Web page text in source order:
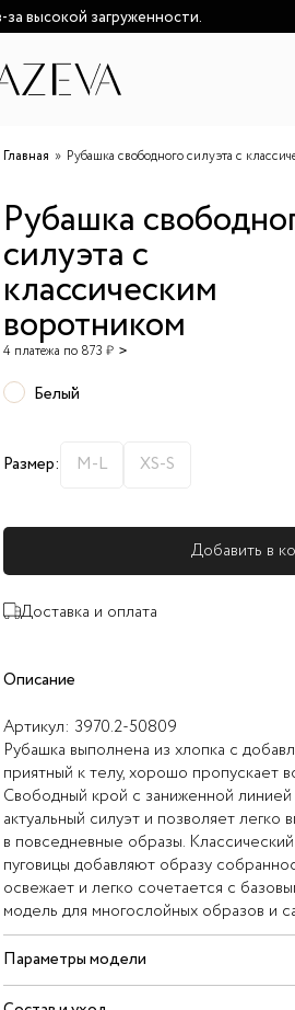
высокой загруженности.
Главная Рубашка свободного силуэта с
Рубашка
силуэта с
классическим
воротником
4 платежа по 873 ₽
Белый
Размер: M-L XS-S
Добавить в
Доставка и оплата
Описание
Артикул: 3970.2-50809
Рубашка выполнена из хлопка с
приятный к телу, хорошо пропускает
Свободный крой с заниженной
актуальный силуэт и позволяет легко
в повседневные образы.
пуговицы добавляют образу
освежает и легко сочетается с
модель для многослойных образов и
Параметры модели